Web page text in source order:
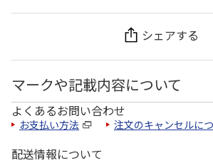
シェアする
マークや記載内容について
よくあるお問い合わせ
お支払い方法 注文のキャンセルに
配送情報について